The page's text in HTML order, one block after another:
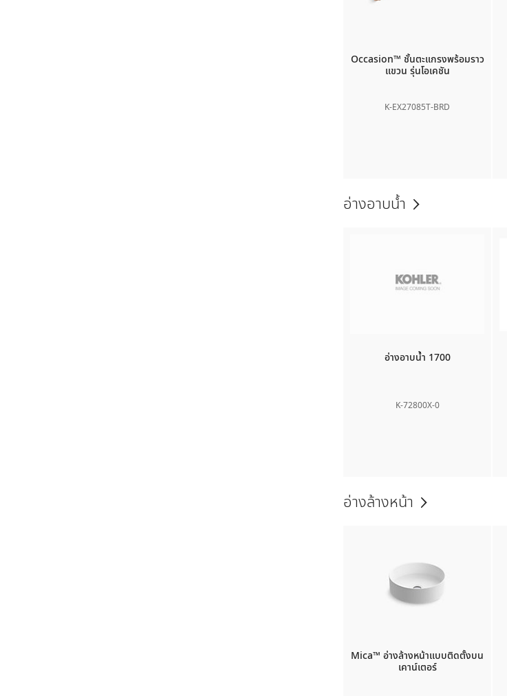
Occasion™ ชั้นตะแกรงพร้อมราว
แขวน รุ่นโอเคชัน
K-EX27085T-BRD
อ่างอาบน้ำ
อ่างอาบน้ำ 1700
K-72800X-0
อ่างล้างหน้า
Mica™ อ่างล้างหน้าแบบติดตั้งบน
เคาน์เตอร์